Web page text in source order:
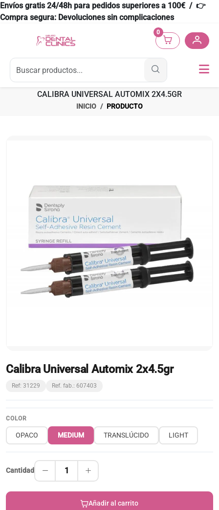
Envíos gratis 24/48h para pedidos superiores a 100€ / 👉
Compra segura: Devoluciones sin complicaciones
0
CALIBRA UNIVERSAL AUTOMIX 2X4.5GR
INICIO PRODUCTO
Calibra Universal Automix 2x4.5gr
Ref: 31229 Ref. fab.: 607403
COLOR
OPACO MEDIUM TRANSLÚCIDO LIGHT
Cantidad 1
Añadir al carrito